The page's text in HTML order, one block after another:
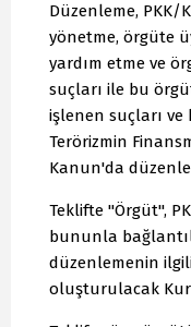
Düzenleme, PKK/
yönetme, örgüte
yardım etme ve
suçları ile bu
işlenen suçları
Terörizmin
Kanun'da
Teklifte "Örgüt",
bununla
düzenlemenin
oluşturulacak